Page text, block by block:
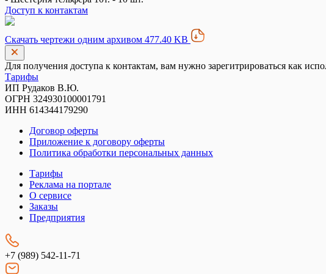
Доступ к контактам
Скачать чертежи одним архивом 477.40 KB
Для получения доступа к контактам, вам нужно зарегитрироваться как
Тарифы
ИП Рудаков В.Ю.
ОГРН 324930100001791
ИНН 614344179290
Договор оферты
Приложение к договору оферты
Политика обработки персональных данных
Тарифы
Реклама на портале
О сервисе
Заказы
Предприятия
+7 (989) 542-11-71